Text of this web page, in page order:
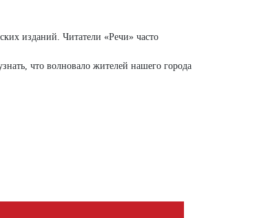
изданий. Читатели «Речи» часто
что волновало жителей нашего города